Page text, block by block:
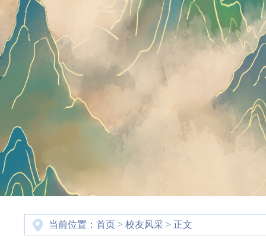
当前位置： 首页 > 校友风采 > 正文